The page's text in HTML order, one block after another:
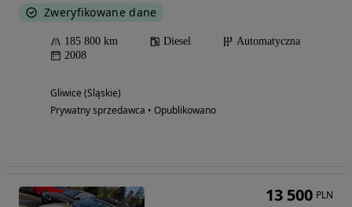
Zweryfikowane dane
185 800 km Diesel
Automatyczna
2008
Gliwice (Śląskie)
Prywatny sprzedawca • Opublikowano
13 500 PLN